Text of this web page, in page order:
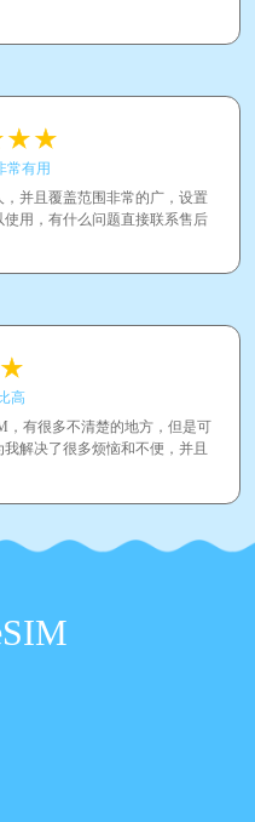
常有用
并且覆盖范围非常的广，设置
用，有什么问题直接联系售后
高
，有很多不清楚的地方，但是可
解决了很多烦恼和不便，并且